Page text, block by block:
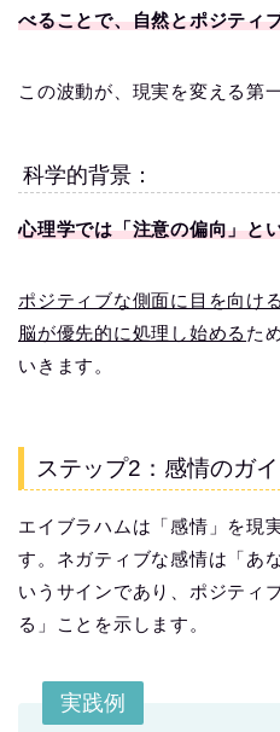
べることで、自然とポジティ
この波動が、現実を変える第
科学的背景：
心理学では「注意の偏向」と
ポジティブな側面に目を向け
脳が優先的に処理し始める た
いきます。
ステップ2：感情のガ
エイブラハムは「感情」を現
す。ネガティブな感情は「あ
いうサインであり、ポジティ
る」ことを示します。
実践例